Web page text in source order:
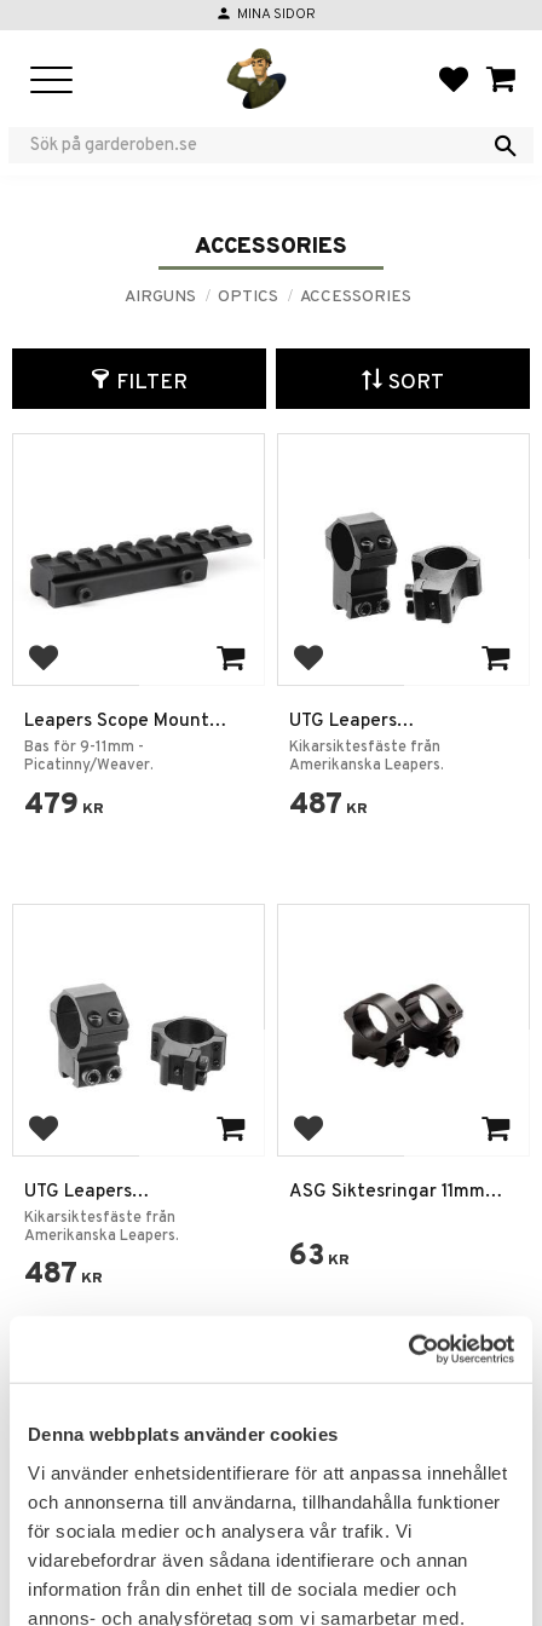
Denna webbplats använder cookies
Vi använder enhetsidentifierare för att anpassa innehållet
och annonserna till användarna, tillhandahålla funktioner
för sociala medier och analysera vår trafik. Vi
vidarebefordrar även sådana identifierare och annan
information från din enhet till de sociala medier och
annons- och analysföretag som vi samarbetar med.
person MINA SIDOR
ACCESSORIES
AIRGUNS OPTICS ACCESSORIES
FILTER SORT
Add to favorites
Leapers Scope Mount
Base 9-11mm/Weaver
Adapter
Bas för 9-11mm -
Picatinny/Weaver.
479 KR
Add to favorites
UTG Leapers
Kikarsiktesfäste - 1" Hög
9-11mm
Kikarsiktesfäste från
Amerikanska Leapers.
487 KR
Add to favorites
UTG Leapers
Kikarsiktesfäste 30mm
Medium 9-11mm
Kikarsiktesfäste från
Amerikanska Leapers.
487 KR
Add to favorites
ASG Siktesringar 11mm
63 KR
PRENUMERERA & TA DEL AV VÅRA
ERBJUDANDEN!